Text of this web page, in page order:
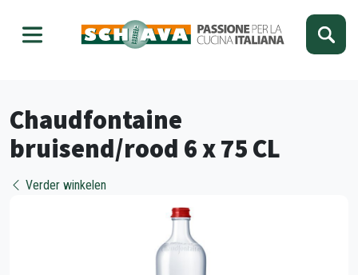
Chaudfontaine
bruisend/rood 6 x 75 CL
Verder winkelen